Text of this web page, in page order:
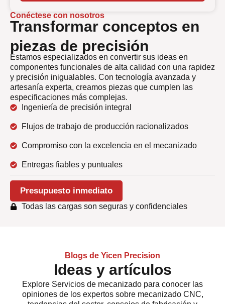
Conéctese con nosotros
Transformar conceptos en
piezas de precisión
Estamos especializados en convertir sus ideas en
componentes funcionales de alta calidad con una rapidez
y precisión inigualables. Con tecnología avanzada y
artesanía experta, creamos piezas que cumplen las
especificaciones más complejas.
Ingeniería de precisión integral
Flujos de trabajo de producción racionalizados
Compromiso con la excelencia en el mecanizado
Entregas fiables y puntuales
Presupuesto inmediato
Todas las cargas son seguras y confidenciales
Blogs de Yicen Precision
Ideas y artículos
Explore Servicios de mecanizado para conocer las
opiniones de los expertos sobre mecanizado CNC,